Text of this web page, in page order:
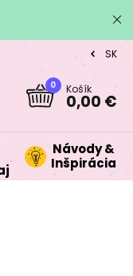
CZ
SK
0 Košík
0,00 €
Návody &
Inšpirácia